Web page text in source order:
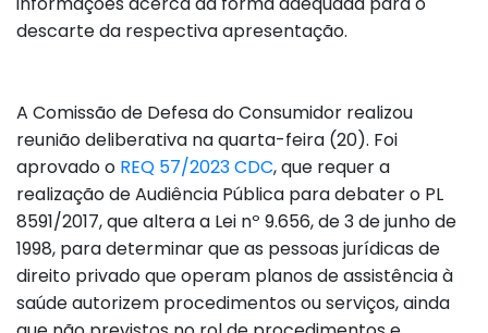
descarte da respectiva apresentação.
A Comissão de Defesa do Consumidor realizou
reunião deliberativa na quarta-feira (20). Foi
aprovado o REQ 57/2023 CDC, que requer a
realização de Audiência Pública para debater o PL
8591/2017, que altera a Lei nº 9.656, de 3 de junho de
1998, para determinar que as pessoas jurídicas de
direito privado que operam planos de assistência à
saúde autorizem procedimentos ou serviços, ainda